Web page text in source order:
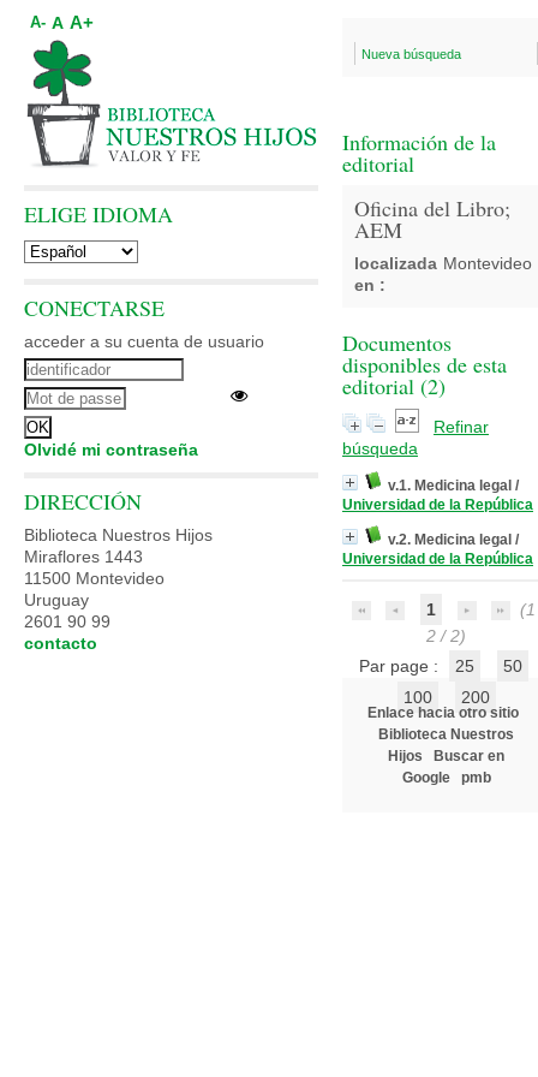
Nueva búsqueda
Información de la
editorial
Oficina del Libro;
AEM
localizada
en :
Montevideo
Documentos
disponibles de esta
editorial (2)
Refinar
búsqueda
v.1. Medicina legal /
Universidad de la República
v.2. Medicina legal /
Universidad de la República
1
2 / 2)
Par page :
25
50
100
200
Enlace hacia otro sitio
Biblioteca Nuestros
Hijos
Buscar en
Google
pmb
A- A A+
ELIGE IDIOMA
CONECTARSE
acceder a su cuenta de usuario
Olvidé mi contraseña
DIRECCIÓN
Biblioteca Nuestros Hijos
Miraflores 1443
11500 Montevideo
Uruguay
2601 90 99
contacto